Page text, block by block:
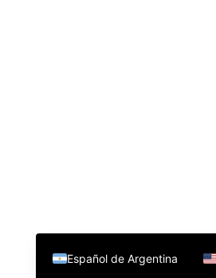
Español de Argentina